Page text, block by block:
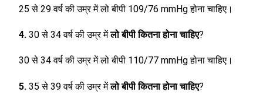
25 से 29 वर्ष की उम्र में लो बीपी 109/76 mmHg होना चाहिए।
4. 30 से 34 वर्ष की उम्र मेंलो बीपी कितना होना चाहिए?
30 से 34 वर्ष की उम्र में लो बीपी 110/77 mmHg होना चाहिए।
5. 35 से 39 वर्ष की उम्र मेंलो बीपी कितना होना चाहिए?